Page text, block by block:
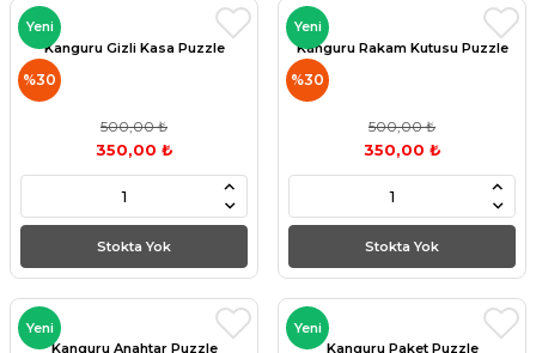
Yeni
%30
Kanguru Gizli Kasa Puzzle
500,00 ₺
350,00 ₺
Stokta Yok
Yeni
%30
Kanguru Rakam Kutusu Puzzle
500,00 ₺
350,00 ₺
Stokta Yok
Yeni
Kanguru Anahtar Puzzle
Yeni
Kanguru Paket Puzzle